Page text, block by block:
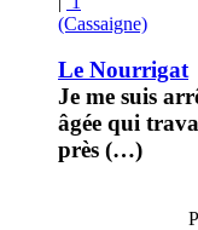
(Cassaigne)
Le Nourrigat
Je me suis
âgée qui
près (…)